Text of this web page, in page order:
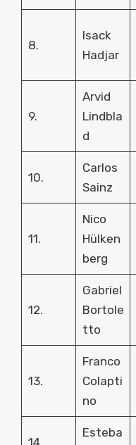
8.
Isack
Hadjar
9.
Arvid
Lindbla
d
10.
Carlos
Sainz
11.
Nico
Hülken
berg
12.
Gabriel
Bortole
tto
13.
Franco
Colapti
no
Esteba